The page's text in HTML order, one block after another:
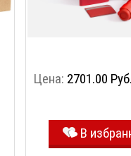
Цена: 2701.00 Руб.
В